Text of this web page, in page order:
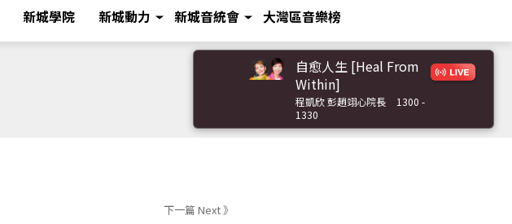
新城學院 新城動力 新城音統會 大灣區音樂榜
自愈人生 [Heal From
Within]
程凱欣 彭趙翊心院長
1300 -
1330
下一篇 Next 》